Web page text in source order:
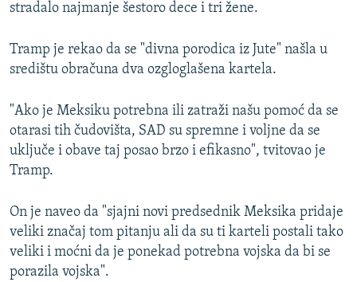
stradalo najmanje šestoro dece i tri žene.
Tramp je rekao da se "divna porodica iz Jute" našla u
središtu obračuna dva ozgloglašena kartela.
"Ako je Meksiku potrebna ili zatraži našu pomoć da se
otarasi tih čudovišta, SAD su spremne i voljne da se
uključe i obave taj posao brzo i efikasno", tvitovao je
Tramp.
On je naveo da "sjajni novi predsednik Meksika pridaje
veliki značaj tom pitanju ali da su ti karteli postali tako
veliki i moćni da je ponekad potrebna vojska da bi se
porazila vojska".